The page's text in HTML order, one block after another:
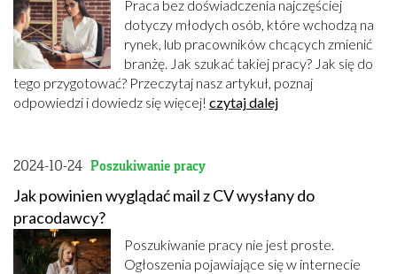
Praca bez doświadczenia najczęściej
dotyczy młodych osób, które wchodzą na
rynek, lub pracowników chcących zmienić
branżę. Jak szukać takiej pracy? Jak się do
tego przygotować? Przeczytaj nasz artykuł, poznaj
odpowiedzi i dowiedz się więcej! czytaj dalej
2024-10-24 Poszukiwanie pracy
Jak powinien wyglądać mail z CV wysłany do
pracodawcy?
Poszukiwanie pracy nie jest proste.
Ogłoszenia pojawiające się w internecie